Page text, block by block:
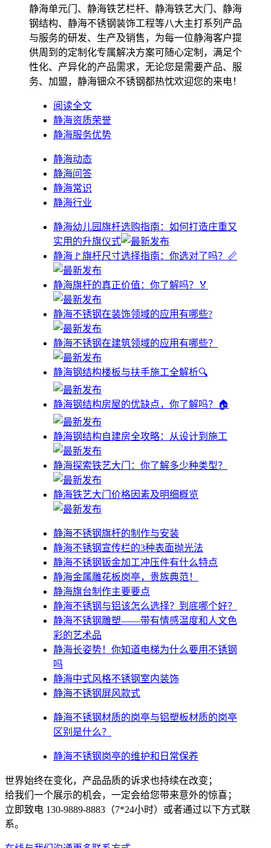
静海单元门、静海铁艺栏杆、静海铁艺大门、静海
钢结构、静海不锈钢装饰工程等八大主打系列产品
与服务的研发、生产及销售，为每一位静海客户提
供周到的定制化专属解决方案可随心定制，满足个
性化、产异化的产品需求，无论您是需要产品、服
务、加盟，静海钿众不锈钢都热忱欢迎您的来电！
阅读全文
静海资质荣誉
静海服务优势
静海动态
静海问答
静海常识
静海行业
静海幼儿园旗杆选购指南：如何打造庄重又
实用的升旗仪式
静海🚩旗杆尺寸选择指南：你选对了吗？📏
静海旗杆的真正价值：你了解吗？🏅
静海不锈钢在装饰领域的应用有哪些?
静海不锈钢在建筑领域的应用有哪些？
静海钢结构楼板与扶手施工全解析🔍
静海钢结构房屋的优缺点，你了解吗？🏠
静海钢结构自建房全攻略：从设计到施工
静海探索铁艺大门：你了解多少种类型？
静海铁艺大门价格因素及明细概览
静海不锈钢旗杆的制作与安装
静海不锈钢宣传栏的3种表面抛光法
静海不锈钢钣金加工冲压件有什么特点
静海金属雕花板岗亭，贵族典范！
静海旗台制作主要要点
静海不锈钢与铝该怎么选择？到底哪个好？
静海不锈钢雕塑——带有情感温度和人文色
彩的艺术品
静海​长姿势！你知道电梯为什么要用不锈钢
吗
静海中式风格不锈钢室内装饰
静海不锈钢屏风款式
静海不锈钢材质的岗亭与铝塑板材质的岗亭
区别是什么？
静海不锈钢岗亭的维护和日常保养
世界始终在变化，产品品质的诉求也持续在改变；
给我们一个展示的机会，一定会给您带来意外的惊喜；
立即致电 130-9889-8883（7*24小时）或者通过以下方式联
系。